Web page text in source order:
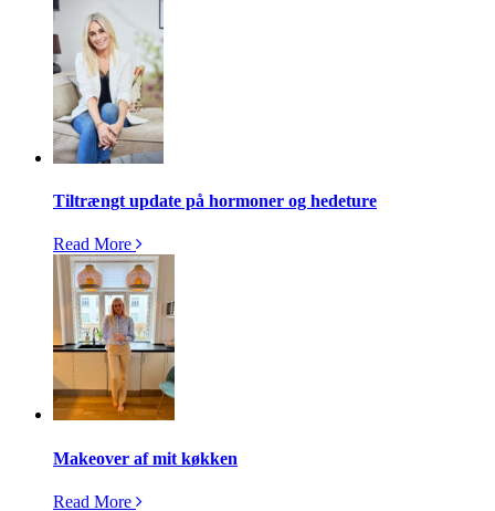
Tiltrængt update på hormoner og hedeture
Read More
Makeover af mit køkken
Read More